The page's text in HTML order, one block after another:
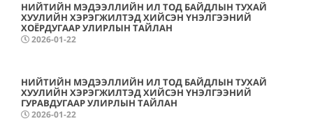
НИЙТИЙН МЭДЭЭЛЛИЙН ИЛ ТОД БАЙДЛЫН ТУХАЙ
ХУУЛИЙН ХЭРЭГЖИЛТЭД ХИЙСЭН ҮНЭЛГЭЭНИЙ
ХОЁРДУГААР УЛИРЛЫН ТАЙЛАН
2026-01-22
НИЙТИЙН МЭДЭЭЛЛИЙН ИЛ ТОД БАЙДЛЫН ТУХАЙ
ХУУЛИЙН ХЭРЭГЖИЛТЭД ХИЙСЭН ҮНЭЛГЭЭНИЙ
ГУРАВДУГААР УЛИРЛЫН ТАЙЛАН
2026-01-22